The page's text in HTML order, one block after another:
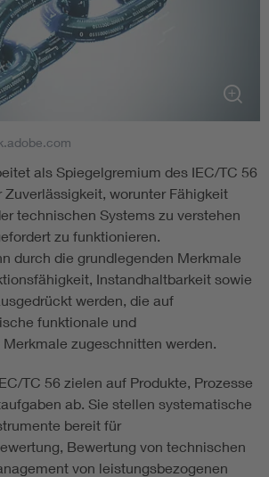
im Kontext der Normung
62305 in der Übersicht
mehr Ressourceneffizienz
sichere Elektroinstallationen
als Spiegelgremium des IEC/TC 56
Zuverlässigkeit, worunter Fähigkeit
technischen Systems zu verstehen
zu funktionieren.
durch die grundlegenden Merkmale
Instandhaltbarkeit sowie
werden, die auf
funktionale und
zugeschnitten werden.
TC 56 zielen auf Produkte, Prozesse
ab. Sie stellen systematische
bereit für
Bewertung von technischen
von leistungsbezogenen